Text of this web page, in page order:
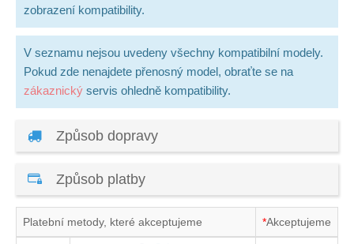
zobrazení kompatibility.
V seznamu nejsou uvedeny všechny kompatibilní modely.
Pokud zde nenajdete přenosný model, obraťte se na
zákaznický servis ohledně kompatibility.
Způsob dopravy
Způsob platby
Platební metody, které akceptujeme *Akceptujeme